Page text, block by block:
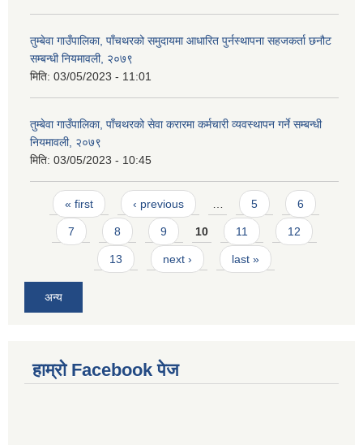
तुम्बेवा गाउँपालिका, पाँचथरको समुदायमा आधारित पुर्नस्थापना सहजकर्ता छनौट
सम्बन्धी नियमावली, २०७९
मिति: 03/05/2023 - 11:01
तुम्बेवा गाउँपालिका, पाँचथरको सेवा करारमा कर्मचारी व्यवस्थापन गर्ने सम्बन्धी
नियमावली, २०७९
मिति: 03/05/2023 - 10:45
Pages
« first ‹ previous … 5 6
7 8 9 10 11 12
13 next › last »
अन्य
हाम्राे Facebook पेज